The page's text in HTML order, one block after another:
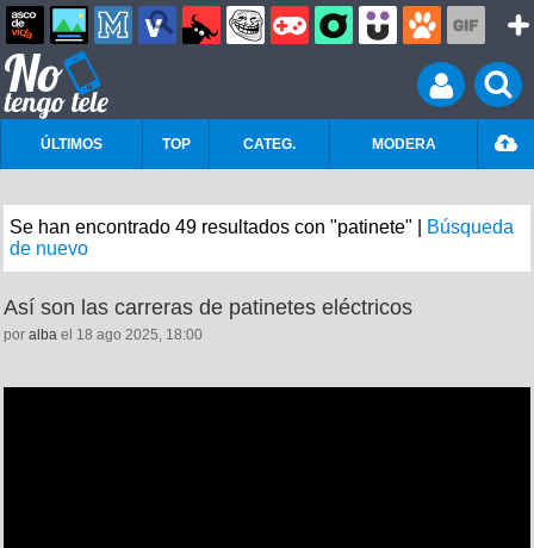
ÚLTIMOS TOP CATEG. MODERA
Se han encontrado 49 resultados con "patinete" |
Búsqueda
de nuevo
Así son las carreras de patinetes eléctricos
por alba el 18 ago 2025, 18:00